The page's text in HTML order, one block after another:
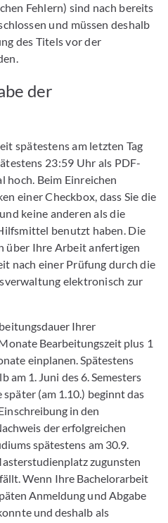
Fehlern) sind nach bereits
und müssen deshalb
des Titels vor der
der
spätestens am letzten Tag
23:59 Uhr als PDF-
hoch. Beim Einreichen
einer Checkbox, dass Sie die
keine anderen als die
benutzt haben. Die
über Ihre Arbeit anfertigen
nach einer Prüfung durch die
elektronisch zur
Ihrer
Bearbeitungszeit plus 1
einplanen. Spätestens
am 1. Juni des 6. Semesters
(am 1.10.) beginnt das
in den
der erfolgreichen
spätestens am 30.9.
zugunsten
Wenn Ihre Bachelorarbeit
Anmeldung und Abgabe
und deshalb als